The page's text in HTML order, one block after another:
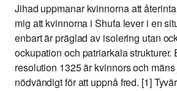
Jihad uppmanar kvinnorna att
mig att kvinnorna i Shufa lever i en
enbart är präglad av isolering utan
ockupation och patriarkala strukturer.
resolution 1325 är kvinnors och
nödvändigt för att uppnå fred. [1]